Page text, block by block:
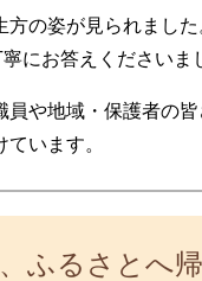
の姿が見られまし
にお答えくださいま
や地域・保護者の
います。
ふるさとへ